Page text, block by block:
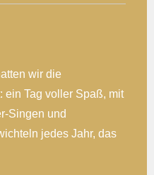
wir die
ein Tag voller Spaß, mit
Singen und
jedes Jahr, das